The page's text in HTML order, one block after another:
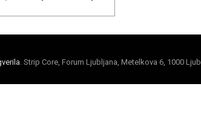
. Strip Core, Forum Ljubljana, Metelkova 6, 1000